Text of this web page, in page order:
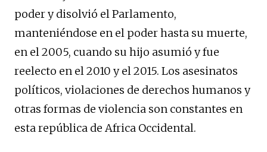
poder y disolvió el Parlamento,
manteniéndose en el poder hasta su muerte,
en el 2005, cuando su hijo asumió y fue
reelecto en el 2010 y el 2015. Los asesinatos
políticos, violaciones de derechos humanos y
otras formas de violencia son constantes en
esta república de Africa Occidental.